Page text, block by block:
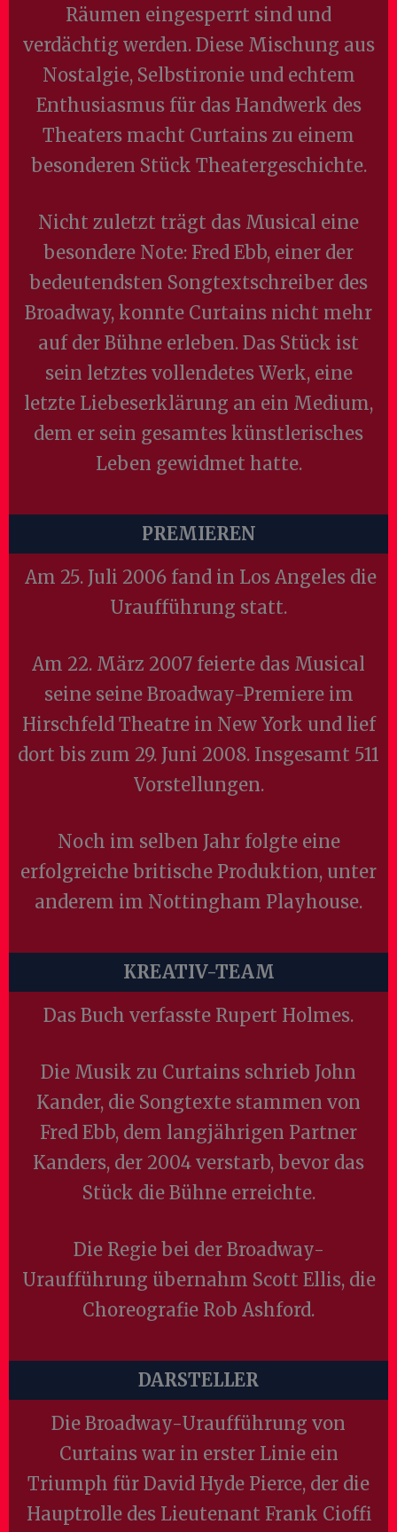
Räumen eingesperrt sind und
verdächtig werden. Diese Mischung aus
Nostalgie, Selbstironie und echtem
Enthusiasmus für das Handwerk des
Theaters macht Curtains zu einem
besonderen Stück Theatergeschichte.
Nicht zuletzt trägt das Musical eine
besondere Note: Fred Ebb, einer der
bedeutendsten Songtextschreiber des
Broadway, konnte Curtains nicht mehr
auf der Bühne erleben. Das Stück ist
sein letztes vollendetes Werk, eine
letzte Liebeserklärung an ein Medium,
dem er sein gesamtes künstlerisches
Leben gewidmet hatte.
PREMIEREN
Am 25. Juli 2006 fand in Los Angeles die
Uraufführung statt.
Am 22. März 2007 feierte das Musical
seine seine Broadway-Premiere im
Hirschfeld Theatre in New York und lief
dort bis zum 29. Juni 2008. Insgesamt 511
Vorstellungen.
Noch im selben Jahr folgte eine
erfolgreiche britische Produktion, unter
anderem im Nottingham Playhouse.
KREATIV-TEAM
Das Buch verfasste Rupert Holmes.
Die Musik zu Curtains schrieb John
Kander, die Songtexte stammen von
Fred Ebb, dem langjährigen Partner
Kanders, der 2004 verstarb, bevor das
Stück die Bühne erreichte.
Die Regie bei der Broadway-
Uraufführung übernahm Scott Ellis, die
Choreografie Rob Ashford.
DARSTELLER
Die Broadway-Uraufführung von
Curtains war in erster Linie ein
Triumph für David Hyde Pierce, der die
Hauptrolle des Lieutenant Frank Cioffi